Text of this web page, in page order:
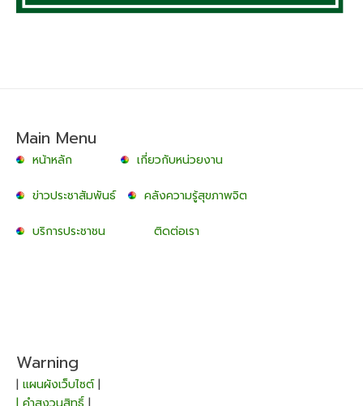
Main Menu
หน้าหลัก เกี่ยวกับหน่วยงาน
ข่าวประชาสัมพันธ์ คลังความรู้สุขภาพจิต
บริการประชาชน ติดต่อเรา
Warning
| แผนผังเว็บไซต์|